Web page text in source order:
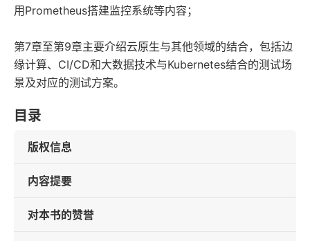
用Prometheus搭建监控系统等内容；
第7章至第9章主要介绍云原生与其他领域的结合，包括边
缘计算、CI/CD和大数据技术与Kubernetes结合的测试场
景及对应的测试方案。
目录
版权信息
内容提要
对本书的赞誉